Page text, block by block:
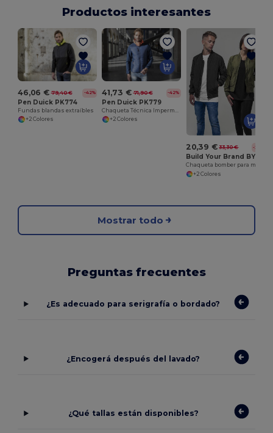
Productos interesantes
46,06 € 79,40 € -42%
Pen Duick PK774
Fundas blandas extraíbles
+2 Colores
41,73 € 71,90 € -42%
Pen Duick PK779
+2 Colores
20,39 € 33,30 € -39%
Build Your Brand BY044
+2 Colores
Mostrar todo
Preguntas frecuentes
¿Es adecuado para serigrafía o bordado?
¿Encogerá después del lavado?
¿Qué tallas están disponibles?